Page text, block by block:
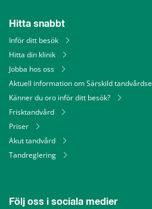
Hitta snabbt
Inför ditt besök
Hitta din klinik
Jobba hos oss
Aktuell information om Särskild
Känner du oro inför ditt besök?
Frisktandvård
Priser
Akut tandvård
Tandreglering
Följ oss i sociala medier